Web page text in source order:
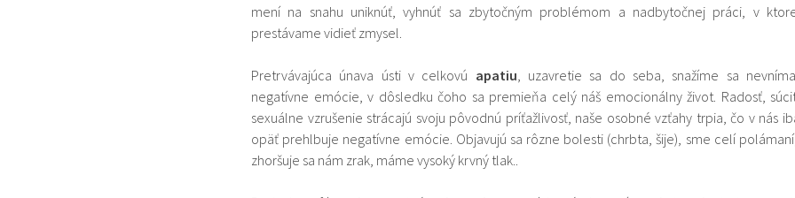
mení na snahu uniknúť, vyhnúť sa zbytočným problémom a nadbytočnej práci, v
prestávame vidieť zmysel.
Pretrvávajúca únava ústi v celkovú apatiu , uzavretie sa do seba, snažíme sa
negatívne emócie, v dôsledku čoho sa premieňa celý náš emocionálny život. Radosť,
sexuálne vzrušenie strácajú svoju pôvodnú príťažlivosť, naše osobné vzťahy trpia, čo v nás
opäť prehlbuje negatívne emócie. Objavujú sa rôzne bolesti (chrbta, šije), sme celí polámaní,
zhoršuje sa nám zrak, máme vysoký krvný tlak..